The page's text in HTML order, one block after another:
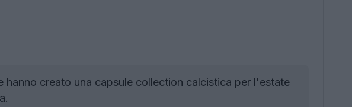
hanno creato una capsule collection calcistica per l'estate